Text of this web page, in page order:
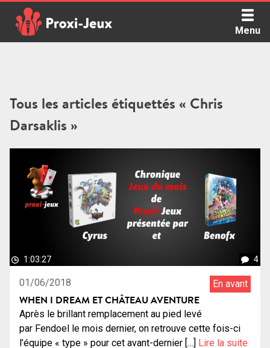
content
Menu
Tous les articles étiquettés « Chris
Darsaklis »
1:03:27 4
01/06/2018 En avant
WHEN I DREAM ET CHÂTEAU AVENTURE
Après le brillant remplacement au pied levé
par Fendoel le mois dernier, on retrouve cette fois-ci
l’équipe « type » pour cet avant-dernier […] Lire la suite